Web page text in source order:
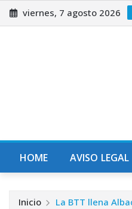
Saltar
al
viernes, 7 agosto 2026
HOME AVISO LEGAL
Inicio La BTT llena